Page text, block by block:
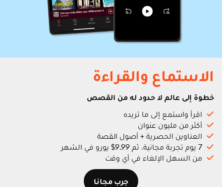
الاستماع والقراءة
خطوة إلى عالم لا حدود له من القصص
اقرأ واستمع إلى ما تريده
أكثر من مليون عنوان
العناوين الحصرية + أصول القصة
7 يوم تجربة مجانية، ثم 9.99$ يورو في الشهر
من السهل الإلغاء في أي وقت
جرب مجانا